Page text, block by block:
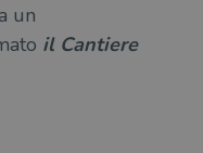
un
il Cantiere